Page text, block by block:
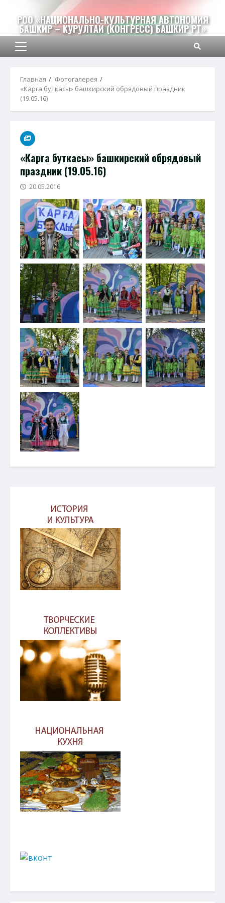
содержимому
РОО «НАЦИОНАЛЬНО-КУЛЬТУРНАЯ АВТОНОМИЯ
БАШКИР – КУРУЛТАЙ (КОНГРЕСС) БАШКИР РТ»
Основное
Главная
Фотогалерея
«Карга буткасы» башкирский обрядовый праздник
(19.05.16)
«Карга буткасы» башкирский обрядовый
праздник (19.05.16)
20.05.2016